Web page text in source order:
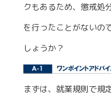
クもあるため、懲戒処
を行ったことがないの
しょうか？
まずは、就業規則で規